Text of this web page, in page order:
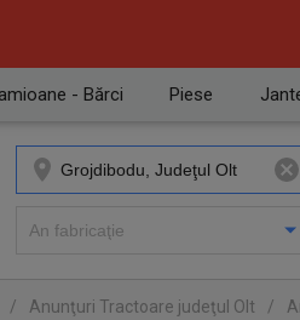
- Bărci Piese
/ Anunţuri Tractoare judeţul Olt /